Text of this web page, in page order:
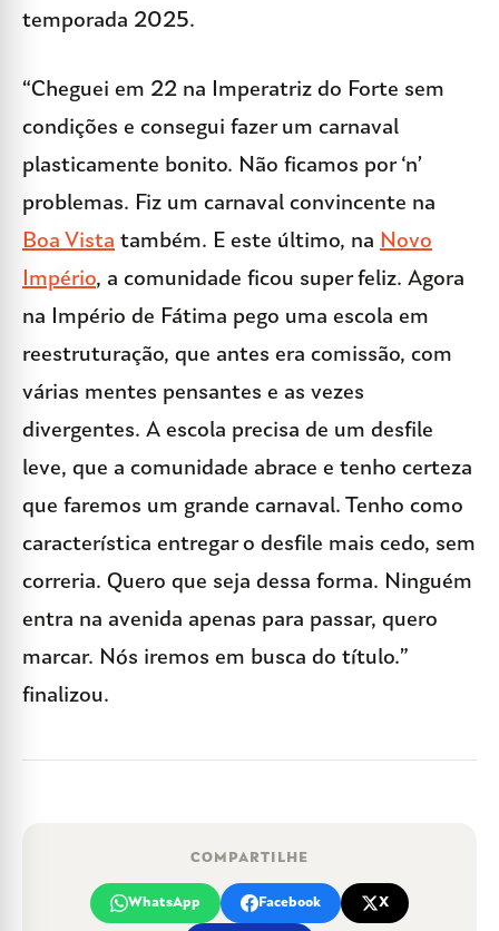
temporada 2025.
“Cheguei em 22 na Imperatriz do Forte sem
condições e consegui fazer um carnaval
plasticamente bonito. Não ficamos por ‘n’
problemas. Fiz um carnaval convincente na
Boa Vista também. E este último, na Novo
Império, a comunidade ficou super feliz. Agora
na Império de Fátima pego uma escola em
reestruturação, que antes era comissão, com
várias mentes pensantes e as vezes
divergentes. A escola precisa de um desfile
leve, que a comunidade abrace e tenho certeza
que faremos um grande carnaval. Tenho como
característica entregar o desfile mais cedo, sem
correria. Quero que seja dessa forma. Ninguém
entra na avenida apenas para passar, quero
marcar. Nós iremos em busca do título.”
finalizou.
COMPARTILHE
WhatsApp Facebook X